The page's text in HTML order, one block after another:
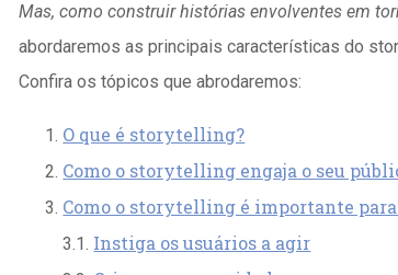
Mas, como construir histórias envolventes em
abordaremos as principais características do
Confira os tópicos que abrodaremos:
O que é storytelling?
Como o storytelling engaja o seu
Como o storytelling é importante para
3.1. Instiga os usuários a agir